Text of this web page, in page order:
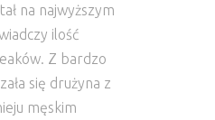
na najwyższym
ilość
Z bardzo
się drużyna z
męskim